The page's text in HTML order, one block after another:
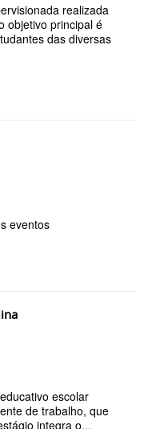
realizada
objetivo principal é
das diversas
eventos
escolar
de trabalho, que
integra o...